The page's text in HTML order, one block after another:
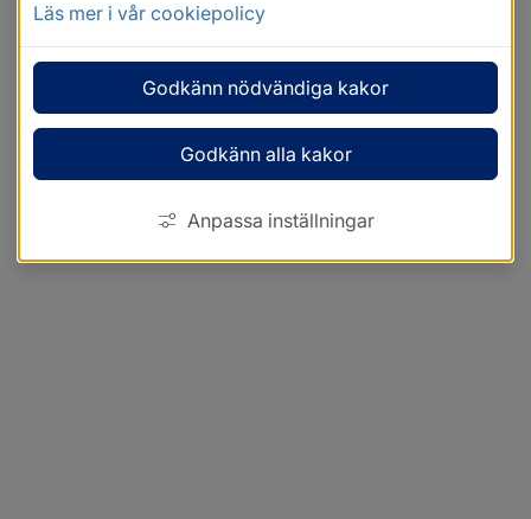
Läs mer i vår cookiepolicy
Godkänn nödvändiga kakor
Godkänn alla kakor
Anpassa inställningar